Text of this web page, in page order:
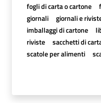
fogli di carta o cartone
giornali
giornali e
imballaggi di cartone
riviste
sacchetti di
scatole per alimenti